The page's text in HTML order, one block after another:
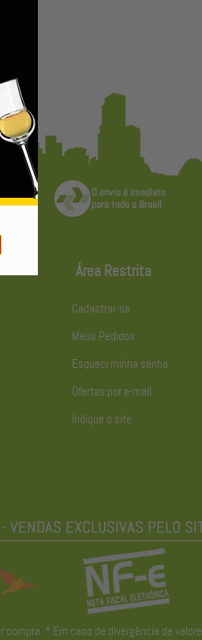
Área Restrita
Cadastrar-se
Meus Pedidos
Esqueci minha senha
Ofertas por e-mail
Indique o site
* Em caso de divergência de